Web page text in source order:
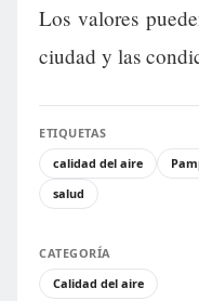
Los valores
ciudad y las
ETIQUETAS
calidad del aire
salud
CATEGORÍA
Calidad del aire